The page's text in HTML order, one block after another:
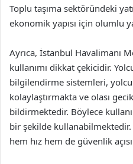
Toplu taşıma sektöründeki
ekonomik yapısı için olumlu
Ayrıca, İstanbul Havalimanı
kullanımı dikkat çekicidir.
bilgilendirme sistemleri,
kolaylaştırmakta ve olası
bildirmektedir. Böylece
bir şekilde
hem hız hem de güvenlik